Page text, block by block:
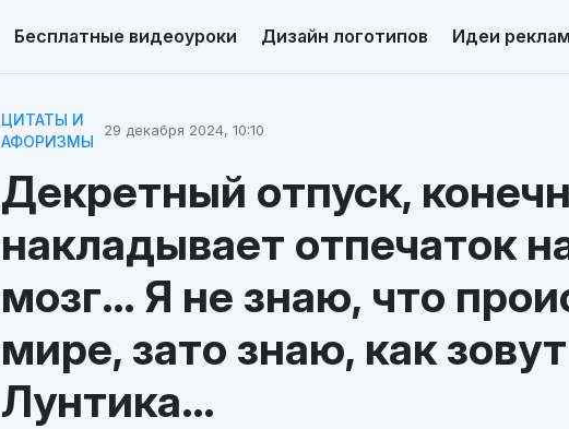
Бесплатные видеоуроки Дизайн логотипов Идеи
ЦИТАТЫ И
АФОРИЗМЫ
29 декабря 2024, 10:10
Декретный отпуск,
накладывает отпечаток
мозг… Я не знаю, что
мире, зато знаю, как
Лунтика…